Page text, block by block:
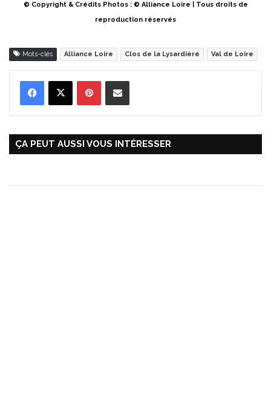
© Copyright & Crédits Photos : © Alliance Loire | Tous droits de
reproduction réservés
Mots-clés Alliance Loire Clos de la Lysardière Val de Loire
ÇA PEUT AUSSI VOUS INTÉRESSER